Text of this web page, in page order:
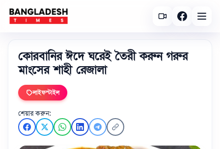
কোরবানির ঈদে ঘরেই তৈরী করুন গরুর
মাংসের শাহী রেজালা
লাইফস্টাইল
শেয়ার করুন: